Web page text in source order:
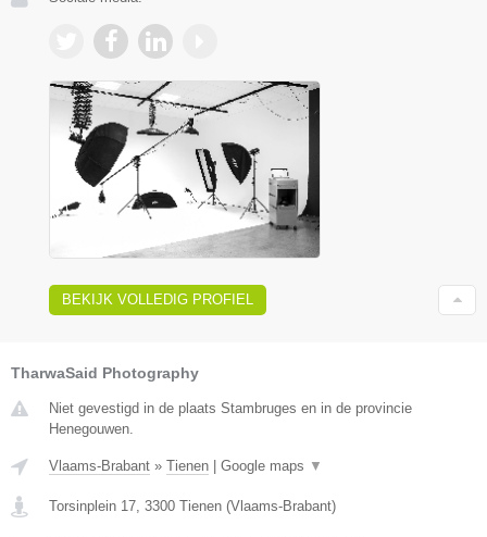
BEKIJK VOLLEDIG PROFIEL
TharwaSaid Photography
Niet gevestigd in de plaats Stambruges en in de provincie
Henegouwen.
Vlaams-Brabant » Tienen Google maps ▼
Torsinplein 17, 3300 Tienen (Vlaams-Brabant)